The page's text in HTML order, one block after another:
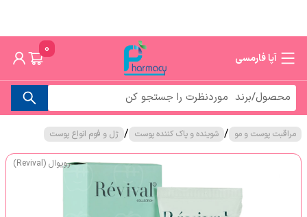
آپا فارمسی
0
مراقبت پوست و مو / شوینده و پاک کننده پوست / ژل و فوم انواع پوست
رویوال (Revival)